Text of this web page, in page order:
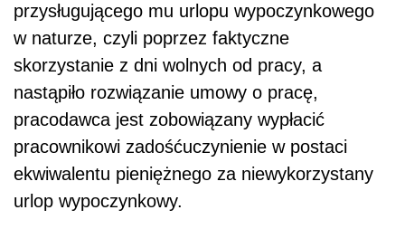
przysługującego mu urlopu wypoczynkowego
w naturze, czyli poprzez faktyczne
skorzystanie z dni wolnych od pracy, a
nastąpiło rozwiązanie umowy o pracę,
pracodawca jest zobowiązany wypłacić
pracownikowi zadośćuczynienie w postaci
ekwiwalentu pieniężnego za niewykorzystany
urlop wypoczynkowy.